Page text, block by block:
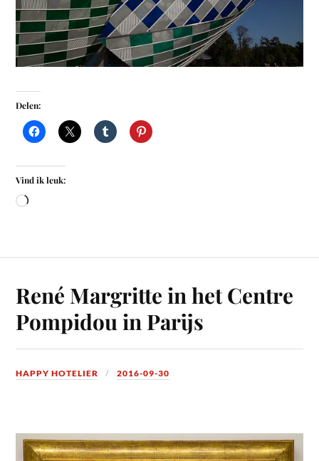
Delen:
Vind ik leuk:
René Margritte in het Centre
Pompidou in Parijs
HAPPY HOTELIER 2016-09-30